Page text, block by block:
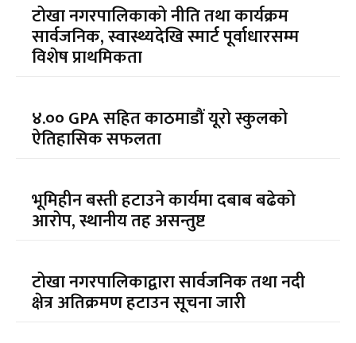
टोखा नगरपालिकाको नीति तथा कार्यक्रम
सार्वजनिक, स्वास्थ्यदेखि स्मार्ट पूर्वाधारसम्म
विशेष प्राथमिकता
४.०० GPA सहित काठमाडौं यूरो स्कुलको
ऐतिहासिक सफलता
भूमिहीन बस्ती हटाउने कार्यमा दबाब बढेको
आरोप, स्थानीय तह असन्तुष्ट
टोखा नगरपालिकाद्वारा सार्वजनिक तथा नदी
क्षेत्र अतिक्रमण हटाउन सूचना जारी